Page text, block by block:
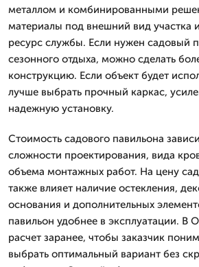
металлом и комбинированными
материалы под внешний вид участка
ресурс службы. Если нужен садовый
сезонного отдыха, можно сделать
конструкцию. Если объект будет
лучше выбрать прочный каркас,
надежную установку.
Стоимость садового павильона
сложности проектирования, вида
объема монтажных работ. На цену
также влияет наличие остекления,
основания и дополнительных
павильон удобнее в эксплуатации. В
расчет заранее, чтобы заказчик
выбрать оптимальный вариант без